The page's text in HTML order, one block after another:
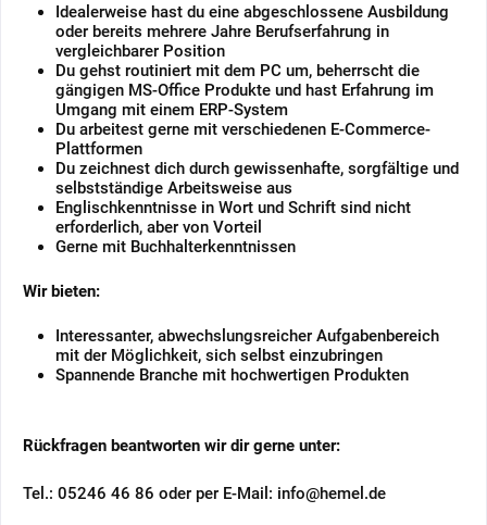
Idealerweise hast du eine abgeschlossene Ausbildung
oder bereits mehrere Jahre Berufserfahrung in
vergleichbarer Position
Du gehst routiniert mit dem PC um, beherrscht die
gängigen MS-Office Produkte und hast Erfahrung im
Umgang mit einem ERP-System
Du arbeitest gerne mit verschiedenen E-Commerce-
Plattformen
Du zeichnest dich durch gewissenhafte, sorgfältige und
selbstständige Arbeitsweise aus
Englischkenntnisse in Wort und Schrift sind nicht
erforderlich, aber von Vorteil
Gerne mit Buchhalterkenntnissen
Wir bieten:
Interessanter, abwechslungsreicher Aufgabenbereich
mit der Möglichkeit, sich selbst einzubringen
Spannende Branche mit hochwertigen Produkten
Rückfragen beantworten wir dir gerne unter:
Tel.: 05246 46 86 oder per E-Mail: info@hemel.de